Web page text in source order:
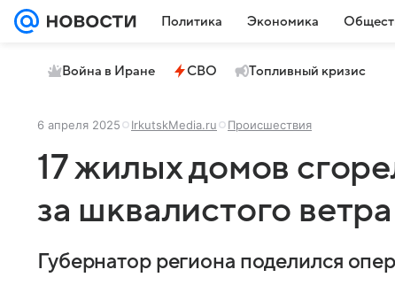
Политика Экономика
Война в Иране СВО Топливный кризис
6 апреля 2025 IrkutskMedia.ru Происшествия
17 жилых домов
за шквалистого ветра
Губернатор региона поделился